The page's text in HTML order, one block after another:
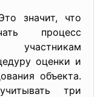
значит, что
процесс
участникам
оценки и
объекта.
три